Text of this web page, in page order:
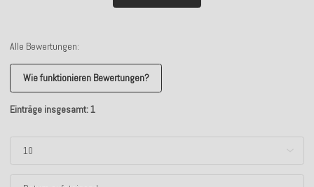
Alle Bewertungen:
Wie funktionieren Bewertungen?
Einträge insgesamt: 1